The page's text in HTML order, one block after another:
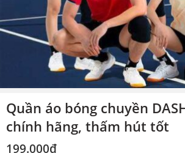
Quần áo bóng chuyền
chính hãng, thấm hút tốt
199.000₫